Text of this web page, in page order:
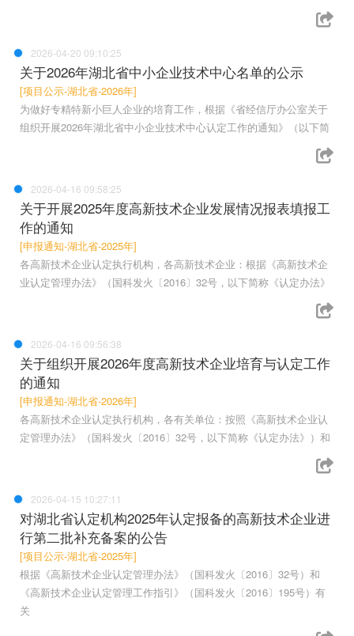
2026-04-20 09:10:25
关于2026年湖北省中小企业技术中心名单的公示
[项目公示-湖北省-2026年]
为做好专精特新小巨人企业的培育工作，根据《省经信厅办公室关于
组织开展2026年湖北省中小企业技术中心认定工作的通知》（以下简
2026-04-16 09:58:25
关于开展2025年度高新技术企业发展情况报表填报工
作的通知
[申报通知-湖北省-2025年]
各高新技术企业认定执行机构，各高新技术企业：根据《高新技术企
业认定管理办法》（国科发火〔2016〕32号，以下简称《认定办法》
2026-04-16 09:56:38
关于组织开展2026年度高新技术企业培育与认定工作
的通知
[申报通知-湖北省-2026年]
各高新技术企业认定执行机构，各有关单位：按照《高新技术企业认
定管理办法》（国科发火〔2016〕32号，以下简称《认定办法》）和
2026-04-15 10:27:11
对湖北省认定机构2025年认定报备的高新技术企业进
行第二批补充备案的公告
[项目公示-湖北省-2025年]
根据《高新技术企业认定管理办法》（国科发火〔2016〕32号）和
《高新技术企业认定管理工作指引》（国科发火〔2016〕195号）有
关